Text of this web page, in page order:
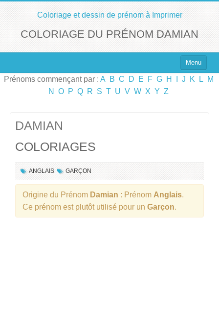
Coloriage et dessin de prénom à Imprimer
COLORIAGE DU PRÉNOM DAMIAN
Menu
Top 100 des Prénoms
Prénoms commençant par : A B C D E F G H J K L
M
N
O P Q R S T U V W X Y Z
DAMIAN
COLORIAGES
ANGLAIS GARÇON
Origine du Prénom Damian : Prénom Anglais.
Ce prénom est plutôt utilisé pour un Garçon.